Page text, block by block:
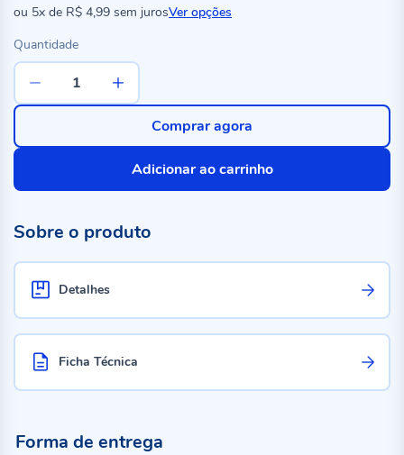
ou 5x de R$ 4,99 sem jurosVer opções
Quantidade
Adicionar ao carrinho
Comprar agora
Sobre o produto
Detalhes
Ficha Técnica
Forma de entrega